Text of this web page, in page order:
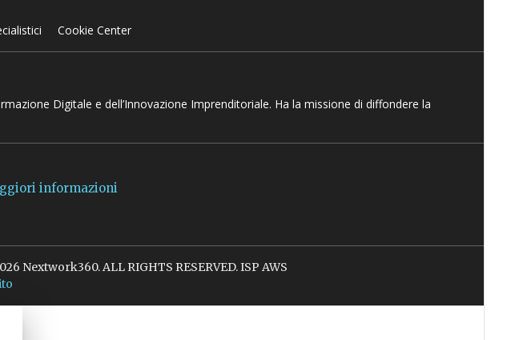
Cookie Center
Digitale e dell’Innovazione Imprenditoriale. Ha la missione di diffondere la
informazioni
Nextwork360. ALL RIGHTS RESERVED. ISP AWS